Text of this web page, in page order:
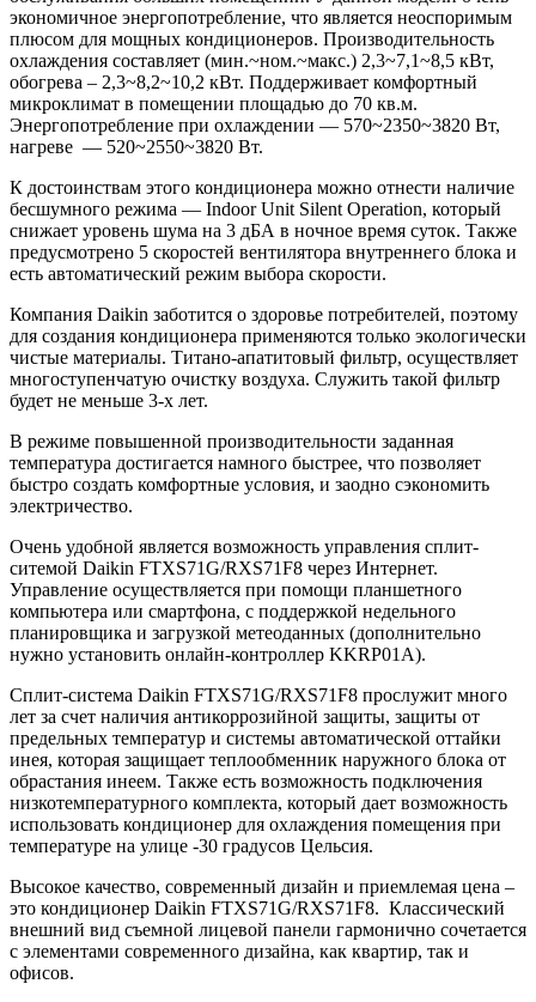
экономичное энергопотребление, что является неоспоримым
плюсом для мощных кондиционеров. Производительность
охлаждения составляет (мин.~ном.~макс.) 2,3~7,1~8,5 кВт,
обогрева – 2,3~8,2~10,2 кВт. Поддерживает комфортный
микроклимат в помещении площадью до 70 кв.м.
Энергопотребление при охлаждении — 570~2350~3820 Вт,
нагреве — 520~2550~3820 Вт.
К достоинствам этого кондиционера можно отнести наличие
бесшумного режима — Indoor Unit Silent Operation, который
снижает уровень шума на 3 дБА в ночное время суток. Также
предусмотрено 5 скоростей вентилятора внутреннего блока и
есть автоматический режим выбора скорости.
Компания Daikin заботится о здоровье потребителей, поэтому
для создания кондиционера применяются только экологически
чистые материалы. Титано-апатитовый фильтр, осуществляет
многоступенчатую очистку воздуха. Служить такой фильтр
будет не меньше 3-х лет.
В режиме повышенной производительности заданная
температура достигается намного быстрее, что позволяет
быстро создать комфортные условия, и заодно сэкономить
электричество.
Очень удобной является возможность управления сплит-
ситемой Daikin FTXS71G/RXS71F8 через Интернет.
Управление осуществляется при помощи планшетного
компьютера или смартфона, с поддержкой недельного
планировщика и загрузкой метеоданных (дополнительно
нужно установить онлайн-контроллер KKRP01A).
Сплит-система Daikin FTXS71G/RXS71F8 прослужит много
лет за счет наличия антикоррозийной защиты, защиты от
предельных температур и системы автоматической оттайки
инея, которая защищает теплообменник наружного блока от
обрастания инеем. Также есть возможность подключения
низкотемпературного комплекта, который дает возможность
использовать кондиционер для охлаждения помещения при
температуре на улице -30 градусов Цельсия.
Высокое качество, современный дизайн и приемлемая цена –
это кондиционер Daikin FTXS71G/RXS71F8. Классический
внешний вид съемной лицевой панели гармонично сочетается
с элементами современного дизайна, как квартир, так и
офисов.